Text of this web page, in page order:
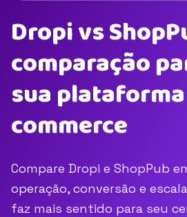
Dropi vs
comparação
sua
commerce
Compare Dropi e ShopPub
operação, conversão e
faz mais sentido para seu